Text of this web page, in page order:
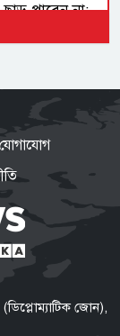
পাবেন না:
তল্লাশি
তালিকা
এমপি
২৫০
প্রথম
যোগাযোগ
জোন),